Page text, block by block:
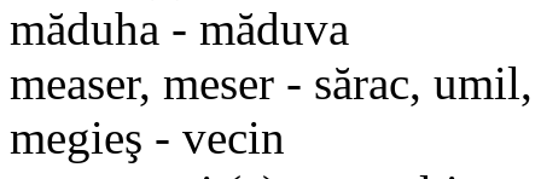
măduha - măduva
measer, meser - sărac,
megieş - vecin